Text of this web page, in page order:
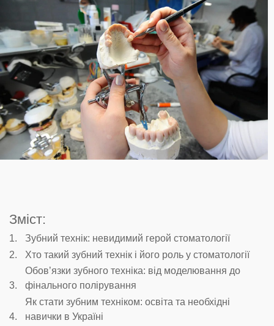
Зміст:
Зубний технік: невидимий герой стоматології
Хто такий зубний технік і його роль у стоматології
Обов’язки зубного техніка: від моделювання до
фінального полірування
Як стати зубним техніком: освіта та необхідні
навички в Україні